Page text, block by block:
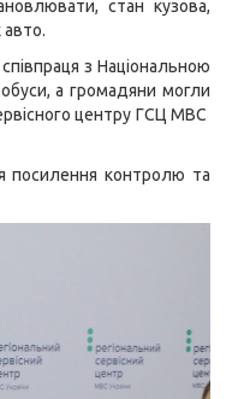
стан кузова,
авто.
з Національною
а громадяни могли
центру ГСЦ МВС
посилення контролю та